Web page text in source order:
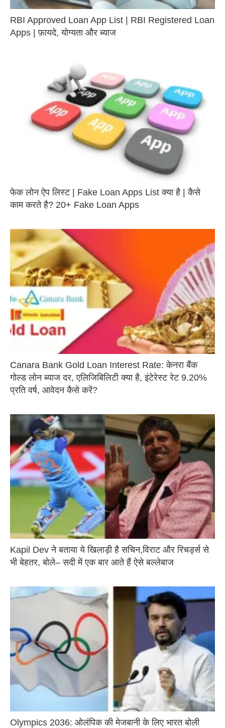
RBI Approved Loan App List | RBI Registered Loan
Apps | फ़ायदे, योग्यता और ब्याज
फेक लोन ऐप लिस्ट | Fake Loan Apps List क्या है | कैसे
काम करते है? 20+ Fake Loan Apps
Canara Bank Gold Loan Interest Rate: केनरा बैंक
गोल्ड लोन ब्याज दर, एलिजिबिलिटी क्या है, इंटेरेस्ट रेट 9.20%
प्रति वर्ष, आवेदन कैसे करें?
Kapil Dev ने बताया ये खिलाड़ी है सचिन,विराट और रिचर्ड्स से
भी बेहतर, बोले– सदी में एक बार आते हैं ऐसे बल्लेबाज
Olympics 2036: ओलंपिक की मेजबानी के लिए भारत बोली